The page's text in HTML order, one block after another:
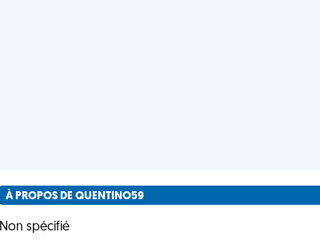
À PROPOS DE QUENTINO59
Non spécifié